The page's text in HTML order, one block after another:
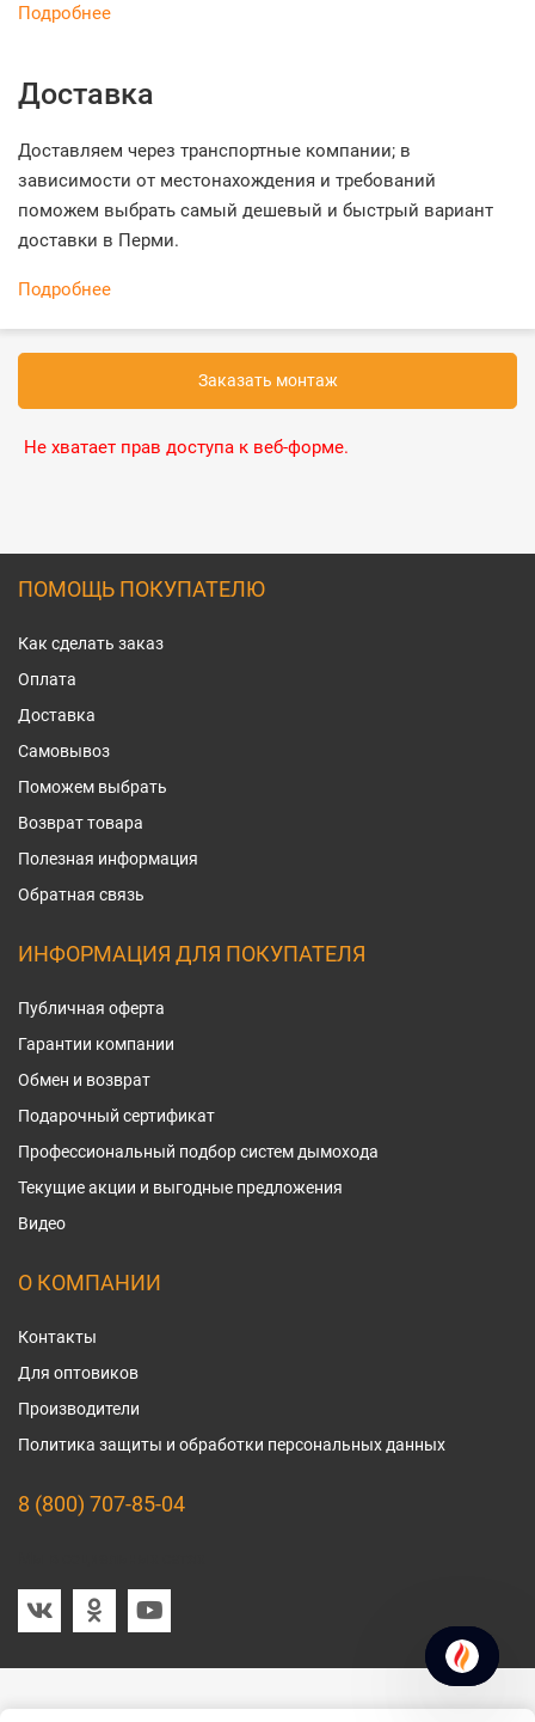
Подробнее
Доставка
Доставляем через транспортные компании; в
зависимости от местонахождения и требований
поможем выбрать самый дешевый и быстрый вариант
доставки в Перми.
Подробнее
Заказать монтаж
Не хватает прав доступа к веб-форме.
ПОМОЩЬ ПОКУПАТЕЛЮ
Как сделать заказ
Оплата
Доставка
Самовывоз
Поможем выбрать
Возврат товара
Полезная информация
Обратная связь
ИНФОРМАЦИЯ ДЛЯ ПОКУПАТЕЛЯ
Публичная оферта
Гарантии компании
Обмен и возврат
Подарочный сертификат
Профессиональный подбор систем дымохода
Текущие акции и выгодные предложения
Видео
О КОМПАНИИ
Контакты
Для оптовиков
Производители
Политика защиты и обработки персональных данных
8 (800) 707-85-04